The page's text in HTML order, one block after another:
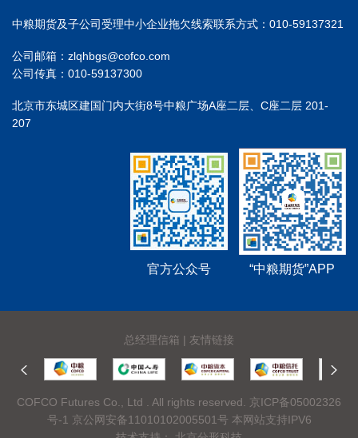
中粮期货及子公司受理中小企业拖欠线索联系方式：010-59137321
公司邮箱：zlqhbgs@cofco.com
公司传真：010-59137300
北京市东城区建国门内大街8号中粮广场A座二层、C座二层 201-
207
官方公众号 “中粮期货”APP
总经理信箱 | 友情链接
COFCO Futures Co., Ltd . All rights reserved. 京ICP备05002326
号-1 京公网安备11010102005501号 本网站支持IPV6